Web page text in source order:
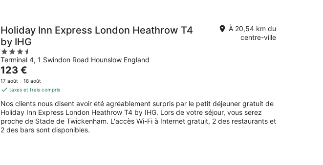
Holiday Inn Express London Heathrow T4
by IHG
3.5
out
of
5
Terminal 4, 1 Swindon Road Hounslow England
À 20,54 km du
centre-ville
Le
prix
est
123 €
par
nuit
123 €
17 août - 18 août
taxes et frais compris
Nos clients nous disent avoir été agréablement surpris par le petit déjeuner gratuit de
Holiday Inn Express London Heathrow T4 by IHG. Lors de votre séjour, vous serez
proche de Stade de Twickenham. L'accès Wi-Fi à Internet gratuit, 2 des restaurants et
2 des bars sont disponibles.